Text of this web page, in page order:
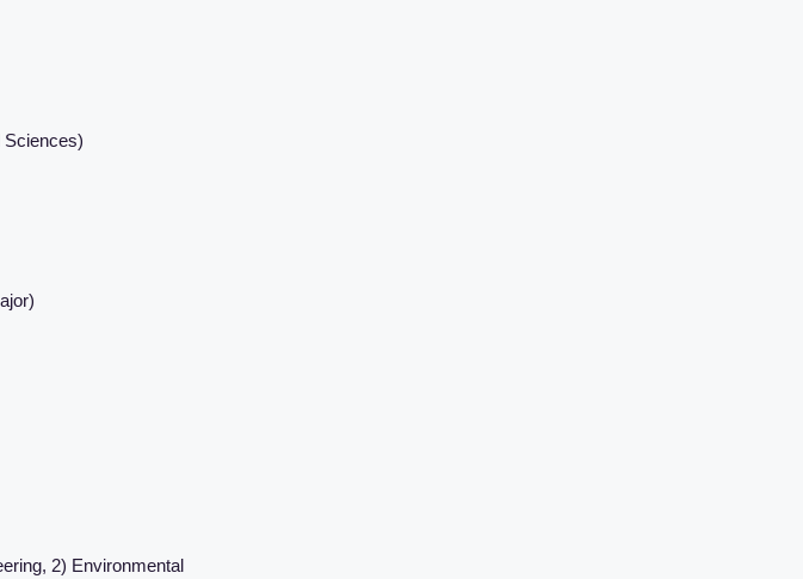
Sciences)
2) Environmental